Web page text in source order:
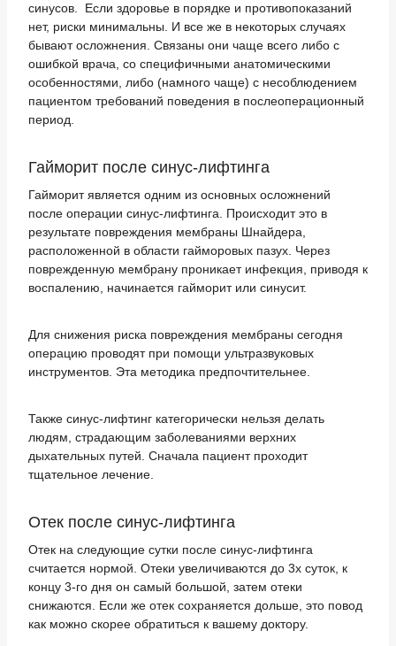
синусов. Если здоровье в порядке и противопоказаний
нет, риски минимальны. И все же в некоторых случаях
бывают осложнения. Связаны они чаще всего либо с
ошибкой врача, со специфичными анатомическими
особенностями, либо (намного чаще) с несоблюдением
пациентом требований поведения в послеоперационный
период.
Гайморит после синус-лифтинга
Гайморит является одним из основных осложнений
после операции синус-лифтинга. Происходит это в
результате повреждения мембраны Шнайдера,
расположенной в области гайморовых пазух. Через
поврежденную мембрану проникает инфекция, приводя к
воспалению, начинается гайморит или синусит.
Для снижения риска повреждения мембраны сегодня
операцию проводят при помощи ультразвуковых
инструментов. Эта методика предпочтительнее.
Также синус-лифтинг категорически нельзя делать
людям, страдающим заболеваниями верхних
дыхательных путей. Сначала пациент проходит
тщательное лечение.
Отек после синус-лифтинга
Отек на следующие сутки после синус-лифтинга
считается нормой. Отеки увеличиваются до 3х суток, к
концу 3-го дня он самый большой, затем отеки
снижаются. Если же отек сохраняется дольше, это повод
как можно скорее обратиться к вашему доктору.